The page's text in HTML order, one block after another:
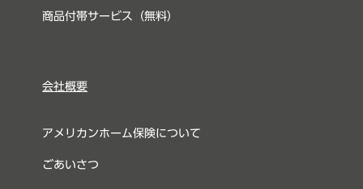
商品付帯サービス（無料）
会社概要
アメリカンホーム保険について
ごあいさつ